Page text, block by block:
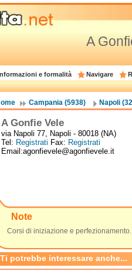
A
e formalità Navigare
Campania (5938) Napoli
A Gonfie Vele
via Napoli 77, Napoli - 80018 (NA)
Tel: Registrati Fax: Registrati
Email:agonfievele@agonfievele.it
Note
Corsi di iniziazione e perfezionamento.
Ti potrebbe interessare anche...